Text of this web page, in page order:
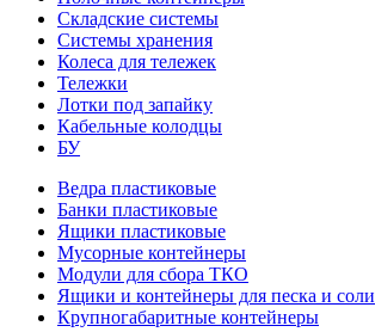
Складские системы
Системы хранения
Колеса для тележек
Тележки
Лотки под запайку
Кабельные колодцы
БУ
Ведра пластиковые
Банки пластиковые
Ящики пластиковые
Мусорные контейнеры
Модули для сбора ТКО
Ящики и контейнеры для песка и соли
Крупногабаритные контейнеры